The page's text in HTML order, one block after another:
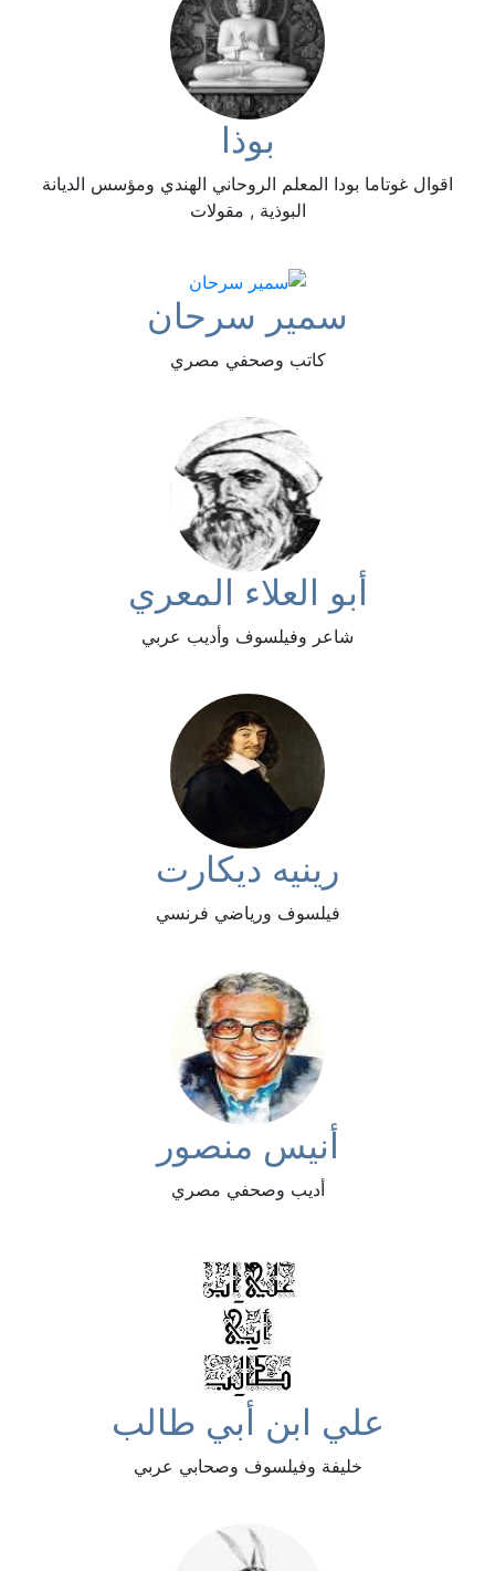
بوذا
اقوال غوتاما بودا المعلم الروحاني الهندي ومؤسس الديانة
البوذية , مقولات
سمير سرحان
كاتب وصحفي مصري
أبو العلاء المعري
شاعر وفيلسوف وأديب عربي
رينيه ديكارت
فيلسوف ورياضي فرنسي
أنيس منصور
أديب وصحفي مصري
علي ابن أبي طالب
خليفة وفيلسوف وصحابي عربي